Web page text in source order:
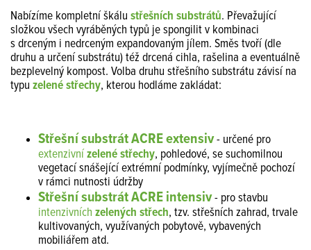
Nabízíme kompletní škálu střešních substrátů. Převažující
složkou všech vyráběných typů je spongilit v kombinaci
s drceným i nedrceným expandovaným jílem. Směs tvoří (dle
druhu a určení substrátu) též drcená cihla, rašelina a eventuálně
bezplevelný kompost. Volba druhu střešního substrátu závisí na
typu zelené střechy, kterou hodláme zakládat:
Střešní substrát ACRE extensiv- určené pro
extenzivnízelené střechy, pohledové, se suchomilnou
vegetací snášející extrémní podmínky, vyjímečně pochozí
v rámci nutnosti údržby
Střešní substrát ACRE intensiv- pro stavbu
intenzivních zelených střech, tzv. střešních zahrad, trvale
kultivovaných, využívaných pobytově, vybavených
mobiliářem atd.